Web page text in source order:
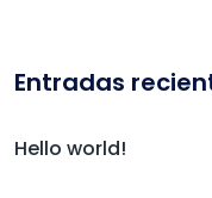
Entradas
Hello world!